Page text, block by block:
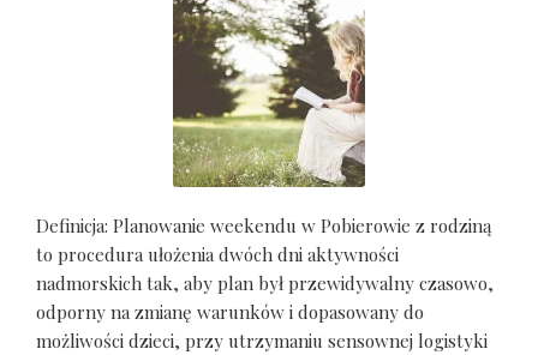
Definicja: Planowanie weekendu w Pobierowie z rodziną
to procedura ułożenia dwóch dni aktywności
nadmorskich tak, aby plan był przewidywalny czasowo,
odporny na zmianę warunków i dopasowany do
możliwości dzieci, przy utrzymaniu sensownej logistyki